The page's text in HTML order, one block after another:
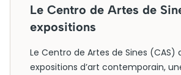
Le Centro de Artes de
expositions
Le Centro de Artes de Sines (CAS)
expositions d’art contemporain,